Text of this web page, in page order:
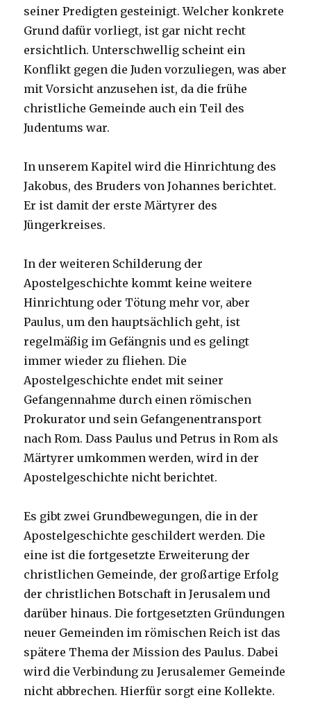
seiner Predigten gesteinigt. Welcher konkrete
Grund dafür vorliegt, ist gar nicht recht
ersichtlich. Unterschwellig scheint ein
Konflikt gegen die Juden vorzuliegen, was aber
mit Vorsicht anzusehen ist, da die frühe
christliche Gemeinde auch ein Teil des
Judentums war.
In unserem Kapitel wird die Hinrichtung des
Jakobus, des Bruders von Johannes berichtet.
Er ist damit der erste Märtyrer des
Jüngerkreises.
In der weiteren Schilderung der
Apostelgeschichte kommt keine weitere
Hinrichtung oder Tötung mehr vor, aber
Paulus, um den hauptsächlich geht, ist
regelmäßig im Gefängnis und es gelingt
immer wieder zu fliehen. Die
Apostelgeschichte endet mit seiner
Gefangennahme durch einen römischen
Prokurator und sein Gefangenentransport
nach Rom. Dass Paulus und Petrus in Rom als
Märtyrer umkommen werden, wird in der
Apostelgeschichte nicht berichtet.
Es gibt zwei Grundbewegungen, die in der
Apostelgeschichte geschildert werden. Die
eine ist die fortgesetzte Erweiterung der
christlichen Gemeinde, der großartige Erfolg
der christlichen Botschaft in Jerusalem und
darüber hinaus. Die fortgesetzten Gründungen
neuer Gemeinden im römischen Reich ist das
spätere Thema der Mission des Paulus. Dabei
wird die Verbindung zu Jerusalemer Gemeinde
nicht abbrechen. Hierfür sorgt eine Kollekte.